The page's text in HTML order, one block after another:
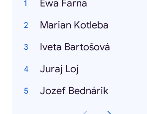
Ewa Farna
Marian Kotleba
Iveta Bartošová
Juraj Loj
Jozef Bednárik